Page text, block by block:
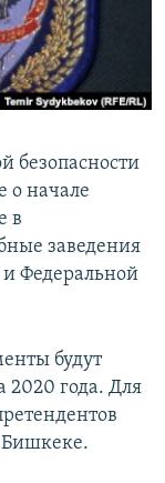
безопасности
о начале
в
заведения
Федеральной
будут
2020 года. Для
Бишкеке.